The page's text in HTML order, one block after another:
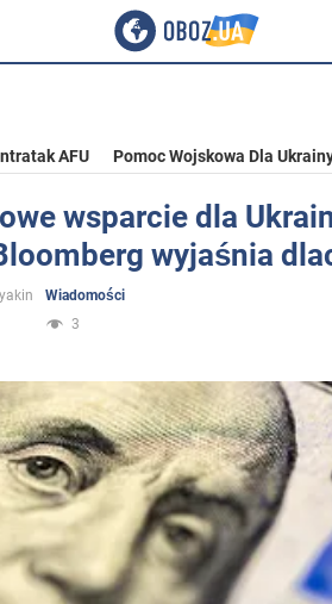
AFU Pomoc Wojskowa Dla
wsparcie dla
wyjaśnia
Wiadomości
3